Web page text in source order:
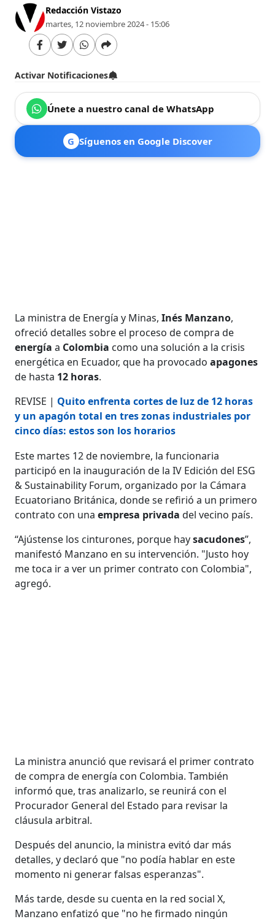
Redacción Vistazo
martes, 12 noviembre 2024 - 15:06
Activar Notificaciones
Únete a nuestro canal de WhatsApp
G Síguenos en Google Discover
La ministra de Energía y Minas,Inés Manzano,
ofreció detalles sobre el proceso de compra de
energíaa Colombia como una solución a la crisis
energética en Ecuador, que ha provocadoapagones
de hasta 12 horas.
REVISE | Quito enfrenta cortes de luz de 12 horas
y un apagón total en tres zonas industriales por
cinco días: estos son los horarios
Este martes 12 de noviembre, la funcionaria
participó en la inauguración de la IV Edición del ESG
& Sustainability Forum, organizado por la Cámara
Ecuatoriano Británica, donde se refirió a un primero
contrato con unaempresa privadadel vecino país.
“Ajústense los cinturones, porque haysacudones”,
manifestó Manzano en su intervención. "Justo hoy
me toca ir a ver un primer contrato con Colombia",
agregó.
La ministra anunció que revisará el primer contrato
de compra de energía con Colombia. También
informó que, tras analizarlo, se reunirá con el
Procurador General del Estado para revisar la
cláusula arbitral.
Después del anuncio, la ministra evitó dar más
detalles, y declaró que "no podía hablar en este
momento ni generar falsas esperanzas".
Más tarde, desde su cuenta en la red social X,
Manzano enfatizó que "no he firmado ningún